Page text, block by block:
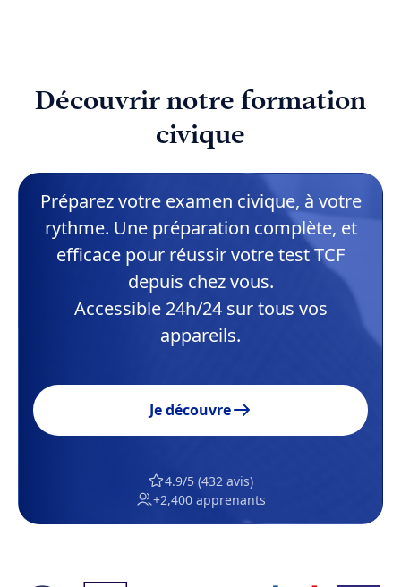
Découvrir notre formation
civique
Préparez votre examen civique, à votre
rythme. Une préparation complète, et
efficace pour réussir votre test TCF
depuis chez vous.
Accessible 24h/24 sur tous vos
appareils.
Je découvre
4.9/5 (432 avis)
+2,400 apprenants